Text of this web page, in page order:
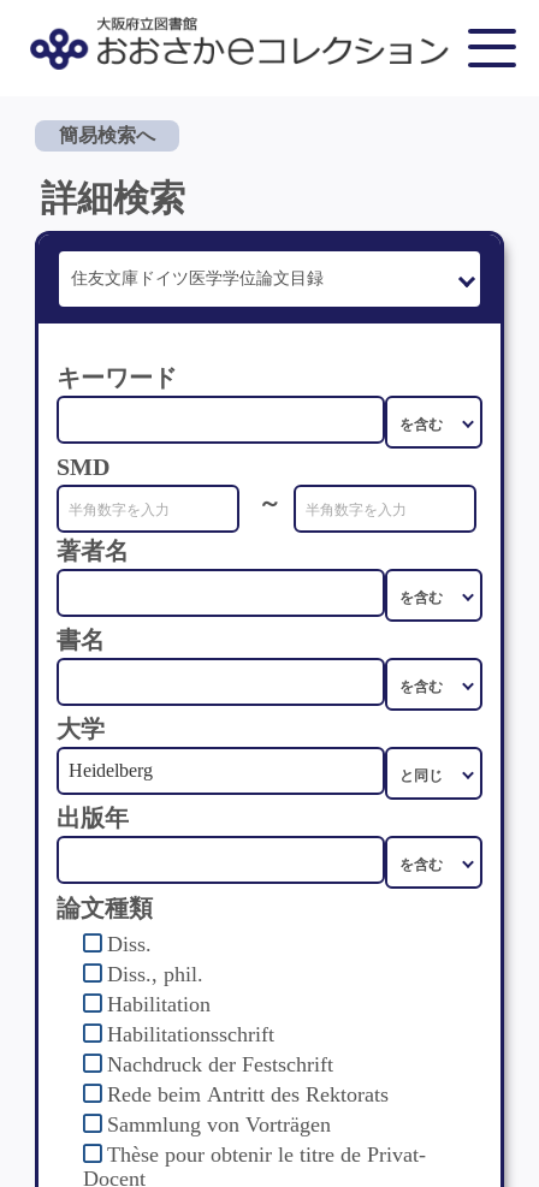
簡易検索へ
詳細検索
キーワード
SMD
～
著者名
書名
大学
出版年
論文種類
Diss.
Diss., phil.
Habilitation
Habilitationsschrift
Nachdruck der Festschrift
Rede beim Antritt des Rektorats
Sammlung von Vorträgen
Thèse pour obtenir le titre de Privat-
Docent